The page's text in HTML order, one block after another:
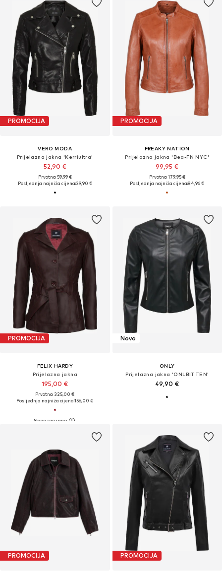
PROMOCIJA
VERO MODA
Prijelazna jakna 'Kerriultra'
52,90 €
Prvotno: 59,99 €
Posljednja najniža cijena:39,90 €
PROMOCIJA
FREAKY NATION
Prijelazna jakna 'Bea-FN NYC'
99,95 €
Prvotno: 179,95 €
Posljednja najniža cijena:84,96 €
PROMOCIJA
FELIX HARDY
Prijelazna jakna
195,00 €
Prvotno: 325,00 €
Posljednja najniža cijena:156,00 €
Novo
ONLY
Prijelazna jakna 'ONLBITTEN'
49,90 €
PROMOCIJA PROMOCIJA